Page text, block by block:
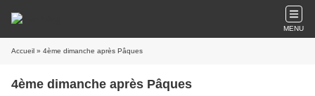
MENU
Accueil » 4ème dimanche après Pâques
4ème dimanche après Pâques